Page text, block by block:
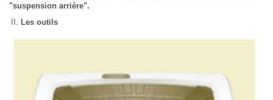
"suspension arrière".
Les outils